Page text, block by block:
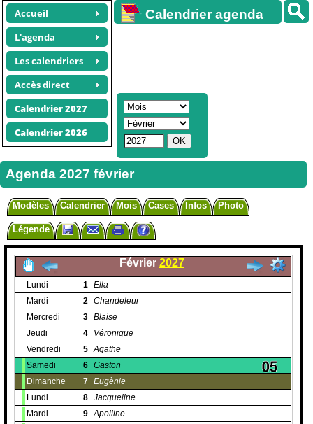
Accueil
L'agenda
Les calendriers
Accès direct
Calendrier 2027
Calendrier 2026
Calendrier agenda
Agenda 2027 février
Modèles Calendrier Mois Cases Infos Photo
Légende
Février 2027
Lundi 1 Ella
Mardi
2 Chandeleur
Mercredi
3 Blaise
Jeudi
4
Véronique
Vendredi
5 Agathe
Samedi
6 Gaston
Dimanche
7 Eugènie
Lundi
8 Jacqueline
Mardi
9 Apolline